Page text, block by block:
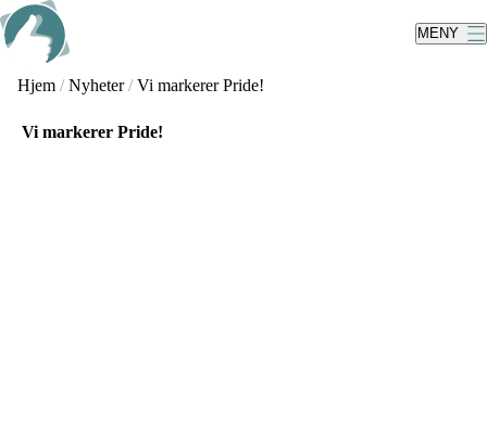
Skip
to
main
content
MENY
Hjem / Nyheter / Vi markerer Pride!
Vi markerer Pride!